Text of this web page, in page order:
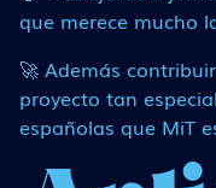
que merece mucho
🚀 Además
proyecto tan
españolas que MiT